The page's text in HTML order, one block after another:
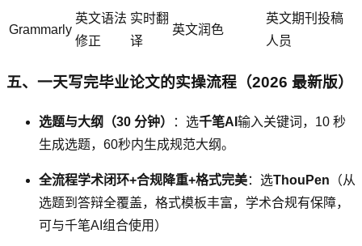
Grammarly
英文语法
修正
实时翻
译
英文润色
英文期刊投稿
人员
五、一天写完毕业论文的实操流程（2026 最新版）
选题与大纲（30 分钟） ：选千笔AI 输入关键词，10 秒
生成选题，60秒内生成规范大纲。
全流程学术闭环+合规降重+格式完美：选ThouPen （从
选题到答辩全覆盖，格式模板丰富，学术合规有保障，
可与千笔AI组合使用）